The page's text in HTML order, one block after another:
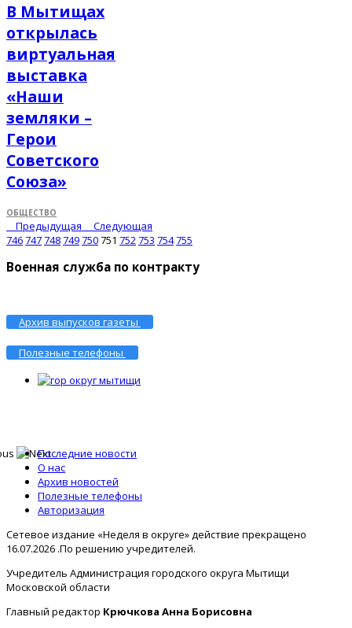
В Мытищах
открылась
виртуальная
выставка
«Наши
земляки –
Герои
Советского
Союза»
ОБЩЕСТВО
Предыдущая
Следующая
746747748749750751 752753 754755
Военная служба по контракту
Архив выпусков газеты
Полезные телефоны
Последние новости
О нас
Архив новостей
Полезные телефоны
Авторизация
Сетевое издание «Неделя в округе» действие прекращено
16.07.2026 .По решению учредителей.
Учредитель Администрация городского округа Мытищи
Московской области
Главный редактор Крючкова Анна Борисовна